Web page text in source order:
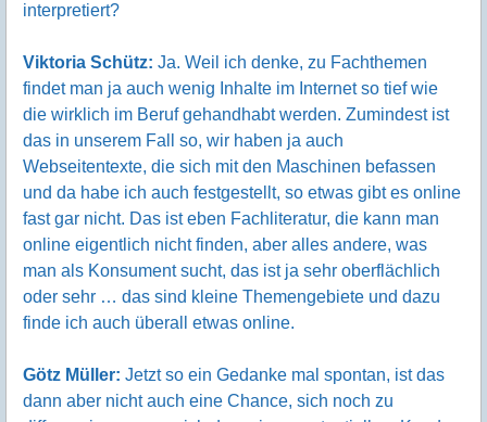
interpretiert?
Viktoria Schütz: Ja. Weil ich denke, zu Fachthemen
findet man ja auch wenig Inhalte im Internet so tief wie
die wirklich im Beruf gehandhabt werden. Zumindest ist
das in unserem Fall so, wir haben ja auch
Webseitentexte, die sich mit den Maschinen befassen
und da habe ich auch festgestellt, so etwas gibt es online
fast gar nicht. Das ist eben Fachliteratur, die kann man
online eigentlich nicht finden, aber alles andere, was
man als Konsument sucht, das ist ja sehr oberflächlich
oder sehr … das sind kleine Themengebiete und dazu
finde ich auch überall etwas online.
Götz Müller: Jetzt so ein Gedanke mal spontan, ist das
dann aber nicht auch eine Chance, sich noch zu